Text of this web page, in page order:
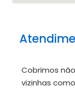
Cobrimos
vizinhas como